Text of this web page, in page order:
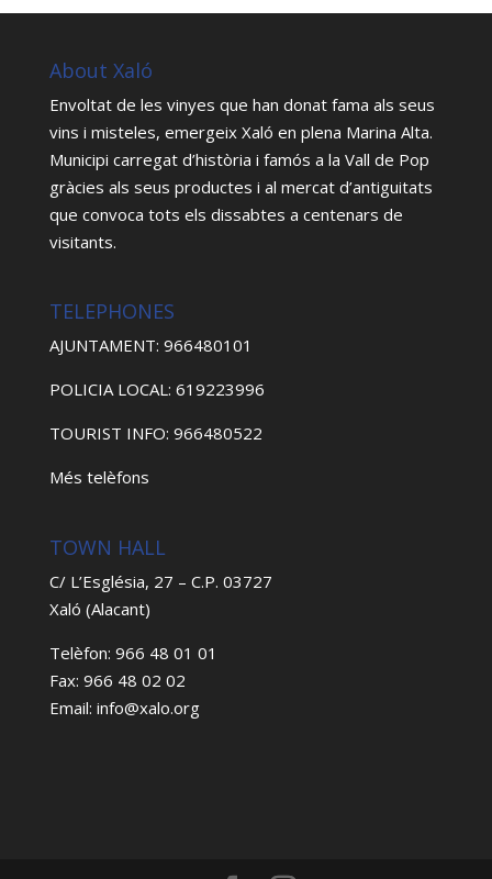
About Xaló
Envoltat de les vinyes que han donat fama als seus
vins i misteles, emergeix Xaló en plena Marina Alta.
Municipi carregat d’història i famós a la Vall de Pop
gràcies als seus productes i al mercat d’antiguitats
que convoca tots els dissabtes a centenars de
visitants.
TELEPHONES
AJUNTAMENT: 966480101
POLICIA LOCAL: 619223996
TOURIST INFO: 966480522
Més telèfons
TOWN HALL
C/ L’Església, 27 – C.P. 03727
Xaló (Alacant)
Telèfon: 966 48 01 01
Fax: 966 48 02 02
Email: info@xalo.org